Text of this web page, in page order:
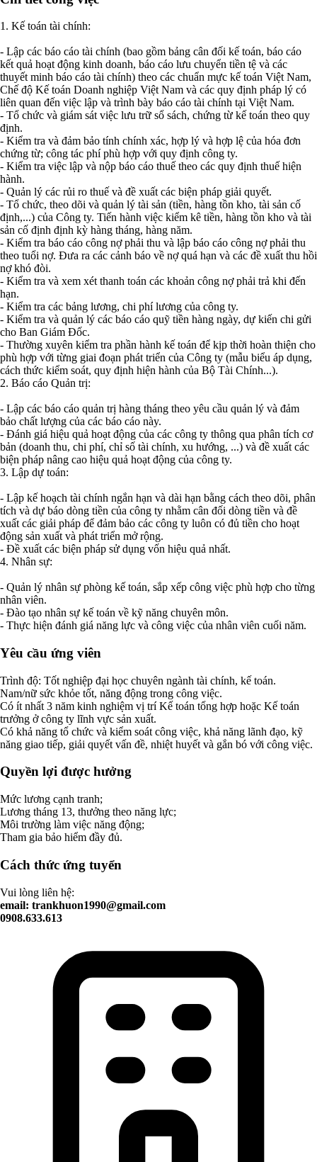
1. Kế toán tài chính:
- Lập các báo cáo tài chính (bao gồm bảng cân đối kế toán, báo cáo
kết quả hoạt động kinh doanh, báo cáo lưu chuyển tiền tệ và các
thuyết minh báo cáo tài chính) theo các chuẩn mực kế toán Việt Nam,
Chế độ Kế toán Doanh nghiệp Việt Nam và các quy định pháp lý có
liên quan đến việc lập và trình bày báo cáo tài chính tại Việt Nam.
- Tổ chức và giám sát việc lưu trữ sổ sách, chứng từ kế toán theo quy
định.
- Kiểm tra và đảm bảo tính chính xác, hợp lý và hợp lệ của hóa đơn
chứng từ; công tác phí phù hợp với quy định công ty.
- Kiểm tra việc lập và nộp báo cáo thuế theo các quy định thuế hiện
hành.
- Quản lý các rủi ro thuế và đề xuất các biện pháp giải quyết.
- Tổ chức, theo dõi và quản lý tài sản (tiền, hàng tồn kho, tài sản cố
định,...) của Công ty. Tiến hành việc kiểm kê tiền, hàng tồn kho và tài
sản cố định định kỳ hàng tháng, hàng năm.
- Kiểm tra báo cáo công nợ phải thu và lập báo cáo công nợ phải thu
theo tuổi nợ. Đưa ra các cảnh báo về nợ quá hạn và các đề xuất thu hồi
nợ khó đòi.
- Kiểm tra và xem xét thanh toán các khoản công nợ phải trả khi đến
hạn.
- Kiểm tra các bảng lương, chi phí lương của công ty.
- Kiểm tra và quản lý các báo cáo quỹ tiền hàng ngày, dự kiến chi gửi
cho Ban Giám Đốc.
- Thường xuyên kiểm tra phần hành kế toán để kịp thời hoàn thiện cho
phù hợp với từng giai đoạn phát triển của Công ty (mẫu biểu áp dụng,
cách thức kiểm soát, quy định hiện hành của Bộ Tài Chính...).
2. Báo cáo Quản trị:
- Lập các báo cáo quản trị hàng tháng theo yêu cầu quản lý và đảm
bảo chất lượng của các báo cáo này.
- Đánh giá hiệu quả hoạt động của các công ty thông qua phân tích cơ
bản (doanh thu, chi phí, chỉ số tài chính, xu hướng, ...) và đề xuất các
biện pháp nâng cao hiệu quả hoạt động của công ty.
3. Lập dự toán:
- Lập kế hoạch tài chính ngắn hạn và dài hạn bằng cách theo dõi, phân
tích và dự báo dòng tiền của công ty nhằm cân đối dòng tiền và đề
xuất các giải pháp để đảm bảo các công ty luôn có đủ tiền cho hoạt
động sản xuất và phát triển mở rộng.
- Đề xuất các biện pháp sử dụng vốn hiệu quả nhất.
4. Nhân sự:
- Quản lý nhân sự phòng kế toán, sắp xếp công việc phù hợp cho từng
nhân viên.
- Đào tạo nhân sự kế toán về kỹ năng chuyên môn.
- Thực hiện đánh giá năng lực và công việc của nhân viên cuối năm.
Yêu cầu ứng viên
Trình độ: Tốt nghiệp đại học chuyên ngành tài chính, kế toán.
Nam/nữ sức khỏe tốt, năng động trong công việc.
Có ít nhất 3 năm kinh nghiệm vị trí Kế toán tổng hợp hoặc Kế toán
trưởng ở công ty lĩnh vực sản xuất.
Có khả năng tổ chức và kiểm soát công việc, khả năng lãnh đạo, kỹ
năng giao tiếp, giải quyết vấn đề, nhiệt huyết và gắn bó với công việc.
Quyền lợi được hưởng
Mức lương cạnh tranh;
Lương tháng 13, thưởng theo năng lực;
Môi trường làm việc năng động;
Tham gia bảo hiểm đầy đủ.
Cách thức ứng tuyển
Vui lòng liên hệ:
email: trankhuon1990@gmail.com
0908.633.613